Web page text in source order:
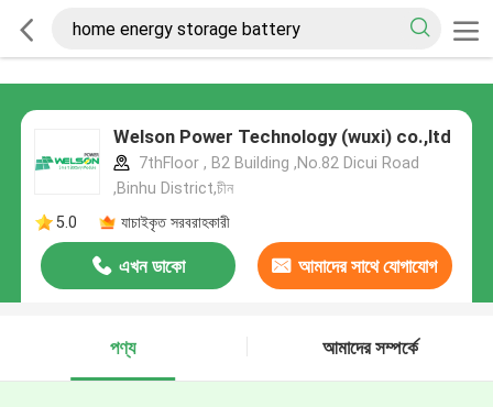
Welson Power Technology (wuxi) co.,ltd
7thFloor , B2 Building ,No.82 Dicui Road
,Binhu District,চীন
5.0
যাচাইকৃত সরবরাহকারী
এখন ডাকো আমাদের সাথে যোগাযোগ
পণ্য
আমাদের সম্পর্কে